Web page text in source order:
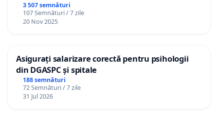
3 507 semnături
107 Semnături / 7 zile
20 Nov 2025
Asigurați salarizare corectă pentru psihologii
din DGASPC și spitale
188 semnături
72 Semnături / 7 zile
31 Jul 2026